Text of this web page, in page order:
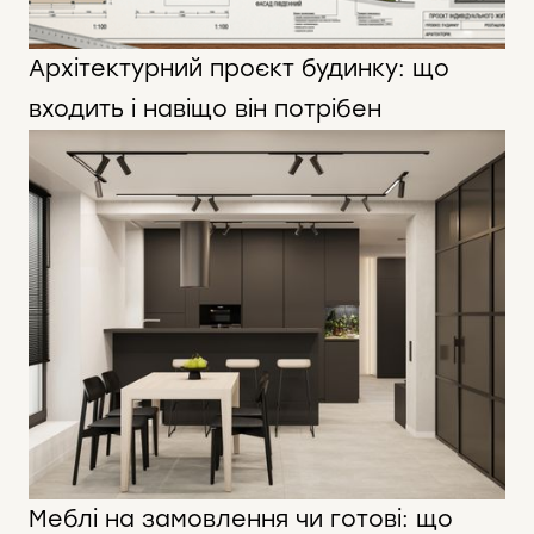
Архітектурний проєкт будинку: що
входить і навіщо він потрібен
Меблі на замовлення чи готові: що